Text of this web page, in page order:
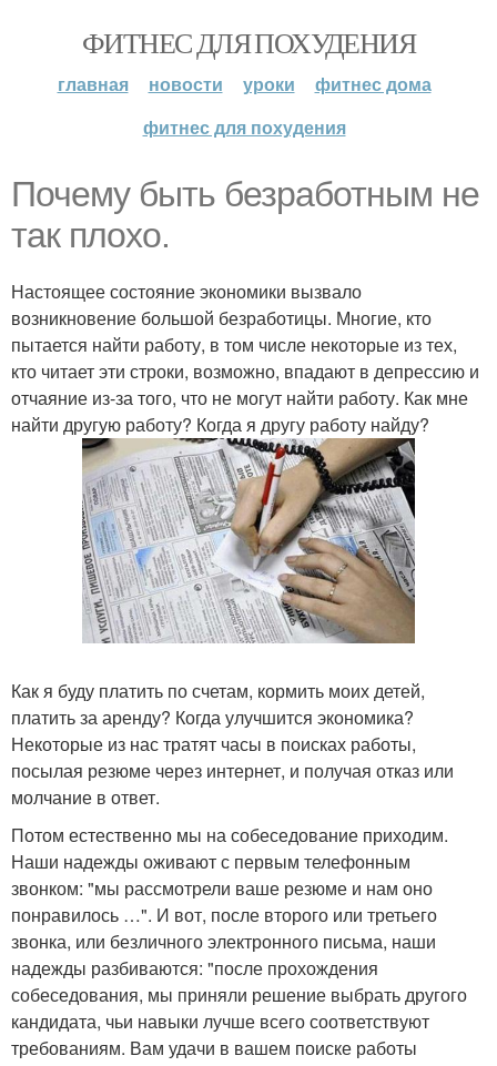
ФИТНЕС ДЛЯ ПОХУДЕНИЯ
главная новости уроки
фитнес дома
фитнес для похудения
Почему быть безработным не
так плохо.
Настоящее состояние экономики вызвало
возникновение большой безработицы. Многие, кто
пытается найти работу, в том числе некоторые из тех,
кто читает эти строки, возможно, впадают в депрессию и
отчаяние из-за того, что не могут найти работу. Как мне
найти другую работу? Когда я другу работу найду?
Как я буду платить по счетам, кормить моих детей,
платить за аренду? Когда улучшится экономика?
Некоторые из нас тратят часы в поисках работы,
посылая резюме через интернет, и получая отказ или
молчание в ответ.
Потом естественно мы на собеседование приходим.
Наши надежды оживают с первым телефонным
звонком: "мы рассмотрели ваше резюме и нам оно
понравилось …". И вот, после второго или третьего
звонка, или безличного электронного письма, наши
надежды разбиваются: "после прохождения
собеседования, мы приняли решение выбрать другого
кандидата, чьи навыки лучше всего соответствуют
требованиям. Вам удачи в вашем поиске работы